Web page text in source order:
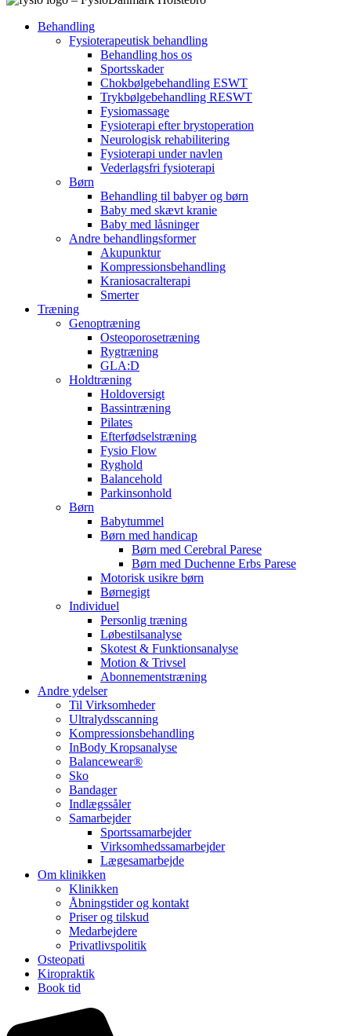
Behandling
Fysioterapeutisk behandling
Behandling hos os
Sportsskader
Chokbølgebehandling ESWT
Trykbølgebehandling RESWT
Fysiomassage
Fysioterapi efter brystoperation
Neurologisk rehabilitering
Fysioterapi under navlen
Vederlagsfri fysioterapi
Børn
Behandling til babyer og børn
Baby med skævt kranie
Baby med låsninger
Andre behandlingsformer
Akupunktur
Kompressionsbehandling
Kraniosacralterapi
Smerter
Træning
Genoptræning
Osteoporosetræning
Rygtræning
GLA:D
Holdtræning
Holdoversigt
Bassintræning
Pilates
Efterfødselstræning
Fysio Flow
Ryghold
Balancehold
Parkinsonhold
Børn
Babytummel
Børn med handicap
Børn med Cerebral Parese
Børn med Duchenne Erbs Parese
Motorisk usikre børn
Børnegigt
Individuel
Personlig træning
Løbestilsanalyse
Skotest & Funktionsanalyse
Motion & Trivsel
Abonnementstræning
Andre ydelser
Til Virksomheder
Ultralydsscanning
Kompressionsbehandling
InBody Kropsanalyse
Balancewear®
Sko
Bandager
Indlægssåler
Samarbejder
Sportssamarbejder
Virksomhedssamarbejder
Lægesamarbejde
Om klinikken
Klinikken
Åbningstider og kontakt
Priser og tilskud
Medarbejdere
Privatlivspolitik
Osteopati
Kiropraktik
Book tid